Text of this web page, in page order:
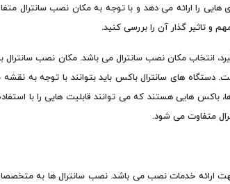
هایی را ارائه می دهد و با توجه به مکان نصب سانترال
و تاثیر گذار آن را بررسی کنید.
انتخاب مکان نصب سانترال می باشد. مکان نصب
های سانترال باکس باید بتوانند با توجه به
باکس هایی هستند که می توانند قابلیت هایی را با
متفاوت می شود.
ارائه خدمات نصب می باشد. نصب سانترال ها به